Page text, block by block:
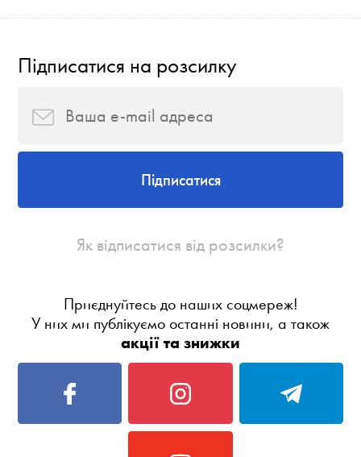
Підписатися на розсилку
Підписатися
Як відписатися від розсилки?
Приєднуйтесь до наших соцмереж!
У них ми публікуємо останні новини, а також
акції та знижки